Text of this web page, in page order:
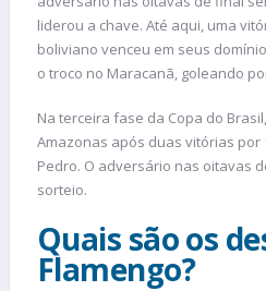
liderou a chave. Até aqui, uma
boliviano venceu em seus
o troco no Maracanã, goleando
Na terceira fase da Copa do
Amazonas após duas vitórias por
Pedro. O adversário nas oitavas
sorteio.
Quais são os
Flamengo?